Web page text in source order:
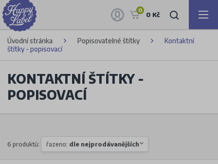
0
0 Kč
Úvodní stránka Popisovatelné štítky
Kontaktní
štítky - popisovací
KONTAKTNÍ ŠTÍTKY -
POPISOVACÍ
6 produktů: řazeno: dle nejprodávanějších